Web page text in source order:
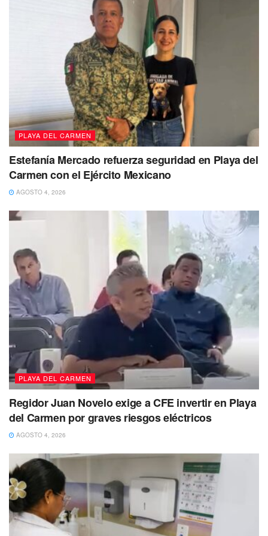
PLAYA DEL CARMEN
Estefanía Mercado refuerza seguridad en Playa del
Carmen con el Ejército Mexicano
AGOSTO 4, 2026
PLAYA DEL CARMEN
Regidor Juan Novelo exige a CFE invertir en Playa
del Carmen por graves riesgos eléctricos
AGOSTO 4, 2026